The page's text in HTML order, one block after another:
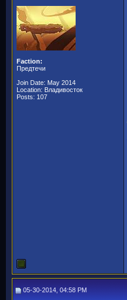
Faction:
Предтечи
Join Date: May 2014
Location: Владивосток
Posts: 107
05-30-2014, 04:58 PM